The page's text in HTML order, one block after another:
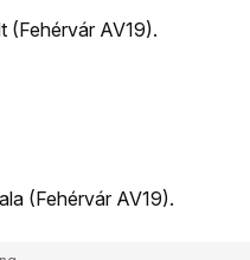
(Fehérvár AV19).
(Fehérvár AV19).